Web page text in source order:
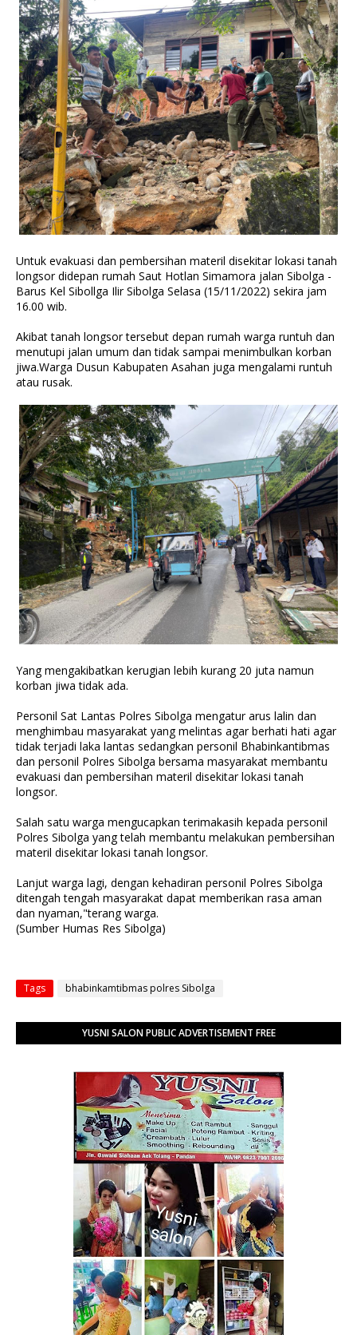
Untuk evakuasi dan pembersihan materil disekitar lokasi tanah
longsor didepan rumah Saut Hotlan Simamora jalan Sibolga -
Barus Kel Sibollga Ilir Sibolga Selasa (15/11/2022) sekira jam
16.00 wib.
Akibat tanah longsor tersebut depan rumah warga runtuh dan
menutupi jalan umum dan tidak sampai menimbulkan korban
jiwa.Warga Dusun Kabupaten Asahan juga mengalami runtuh
atau rusak.
Yang mengakibatkan kerugian lebih kurang 20 juta namun
korban jiwa tidak ada.
Personil Sat Lantas Polres Sibolga mengatur arus lalin dan
menghimbau masyarakat yang melintas agar berhati hati agar
tidak terjadi laka lantas sedangkan personil Bhabinkantibmas
dan personil Polres Sibolga bersama masyarakat membantu
evakuasi dan pembersihan materil disekitar lokasi tanah
longsor.
Salah satu warga mengucapkan terimakasih kepada personil
Polres Sibolga yang telah membantu melakukan pembersihan
materil disekitar lokasi tanah longsor.
Lanjut warga lagi, dengan kehadiran personil Polres Sibolga
ditengah tengah masyarakat dapat memberikan rasa aman
dan nyaman,"terang warga.
(Sumber Humas Res Sibolga)
Tags bhabinkamtibmas polres Sibolga
YUSNI SALON PUBLIC ADVERTISEMENT FREE